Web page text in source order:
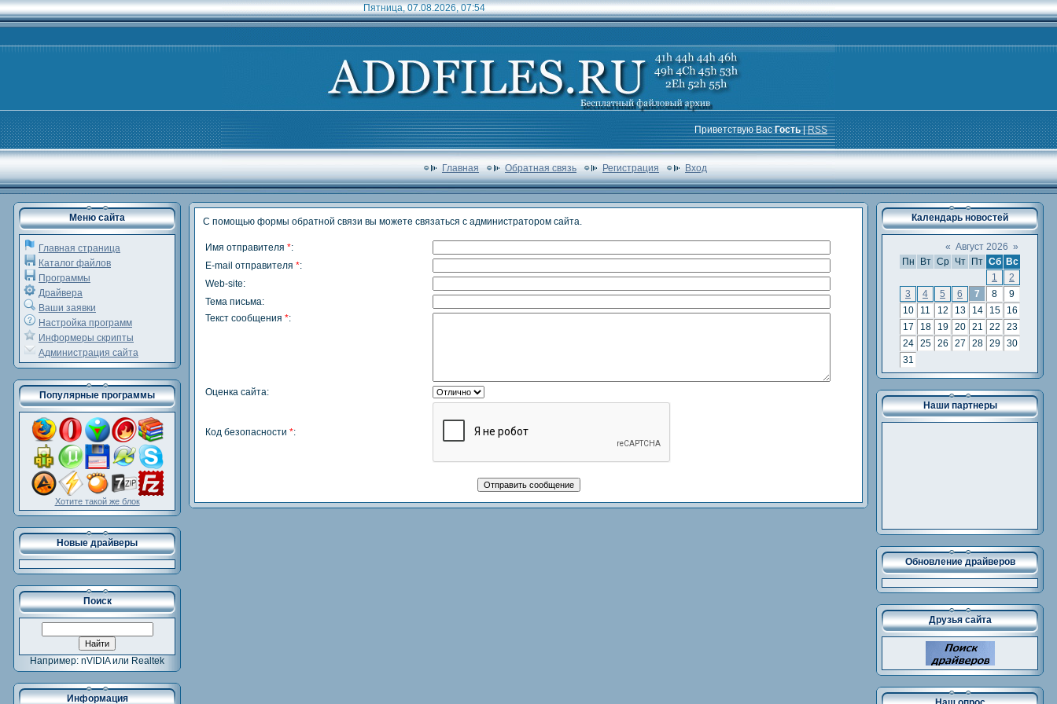
Пятница, 07.08.2026, 07:54
Приветствую ВасГость|RSS
Главная Обратная связь Регистрация Вход
Меню сайта
Главная страница
Каталог файлов
Программы
Драйвера
Ваши заявки
Настройка программ
Информеры скрипты
Администрация сайта
Популярные программы
Хотите такой же блок
Новые драйверы
Поиск
Например: nVIDIA или Realtek
Информация
С помощью формы обратной связи вы можете связаться с администратором сайта.
Имя отправителя *:
E-mail отправителя *:
Web-site:
Тема письма:
Текст сообщения *:
Оценка сайта:
Код безопасности *:
Календарь новостей
« Август 2026 »
Пн
Вт Ср Чт Пт Сб
Вс
1
2
3
4 5 6 7 8
9
10
11 12 13 14 15
16
17
18 19 20 21 22
23
24
25 26 27 28 29
30
31
Наши партнеры
Обновление драйверов
Друзья сайта